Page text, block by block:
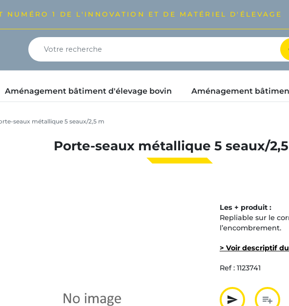
NUMÉRO 1 DE L'INNOVATION ET DE MATÉRIEL D'ÉLEVAGE
Aménagement bâtiment d'élevage bovin Aménagement
seaux métallique 5 seaux/2,5 m
Porte-seaux métallique 5 seaux/
Les + produit :
Repliable sur le
l’encombrement.
> Voir descriptif
Ref : 1123741
send playlist_add